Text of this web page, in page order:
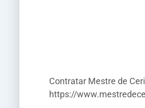
Contratar Mestre de
https://